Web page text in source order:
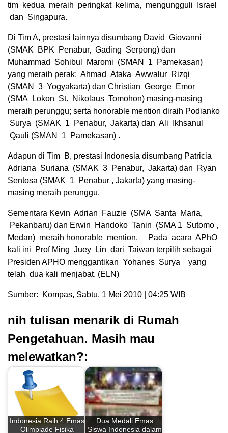
tim kedua meraih peringkat kelima, mengungguli Israel
dan Singapura.
Di Tim A, prestasi lainnya disumbang David Giovanni
(SMAK BPK Penabur, Gading Serpong) dan
Muhammad Sohibul Maromi (SMAN 1 Pamekasan)
yang meraih perak; Ahmad Ataka Awwalur Rizqi
(SMAN 3 Yogyakarta) dan Christian George Emor
(SMA Lokon St. Nikolaus Tomohon) masing-masing
meraih perunggu; serta honorable mention diraih Podianko
Surya (SMAK 1 Penabur, Jakarta) dan Ali Ikhsanul
Qauli (SMAN 1 Pamekasan) .
Adapun di Tim B, prestasi Indonesia disumbang Patricia
Adriana Suriana (SMAK 3 Penabur, Jakarta) dan Ryan
Sentosa (SMAK 1 Penabur , Jakarta) yang masing-
masing meraih perunggu.
Sementara Kevin Adrian Fauzie (SMA Santa Maria,
Pekanbaru) dan Erwin Handoko Tanin (SMA 1 Sutomo ,
Medan) meraih honorable mention. Pada acara APhO
kali ini Prof Ming Juey Lin dari Taiwan terpilih sebagai
Presiden APHO menggantikan Yohanes Surya yang
telah dua kali menjabat. (ELN)
Sumber: Kompas, Sabtu, 1 Mei 2010 | 04:25 WIB
nih tulisan menarik di Rumah
Pengetahuan. Masih mau
melewatkan?:
Indonesia Raih 4 Emas
Olimpiade Fisika
Dua Medali Emas
Siswa Indonesia dalam